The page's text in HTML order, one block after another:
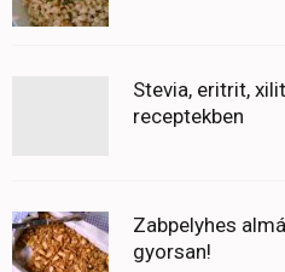
Stevia, eritrit,
receptekben
Zabpelyhes
gyorsan!